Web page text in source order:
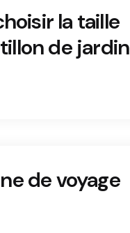
la taille
de jardin
de voyage